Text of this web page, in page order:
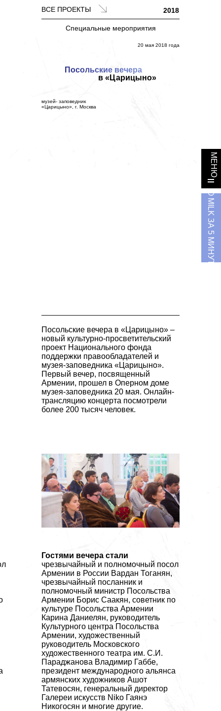
МЕНЮ
О MILK ЗА 5 МИНУТ
Культурные события
Специальные мероприятия
2018
ВСЕ ПРОЕКТЫ
Посольские вечера
музей- заповедник
«Царицыно», г. Москва
в «Царицыно»
20 мая 2018 года
Посольские вечера в «Царицыно» –
новый культурно-просветительский
проект Национального фонда
поддержки правообладателей и
музея-заповедника «Царицыно».
Первый вечер, посвященный
Армении, прошел в Оперном доме
музея-заповедника 20 мая. Онлайн-
трансляцию концерта посмотрели
более 200 тысяч человек.
Гостями вечера стали
чрезвычайный и полномочный посол
Армении в России Вардан Тоганян,
чрезвычайный посланник и
полномочный министр Посольства
Армении Борис Саакян, советник по
культуре Посольства Армении
Карина Даниелян, руководитель
Культурного центра Посольства
Армении, художественный
руководитель Московского
художественного театра им. С.И.
Параджанова Владимир Габбе,
президент международного альянса
армянских художников Ашот
Татевосян, генеральный директор
Галереи искусств Niko Гаянэ
Никогосян и многие другие.